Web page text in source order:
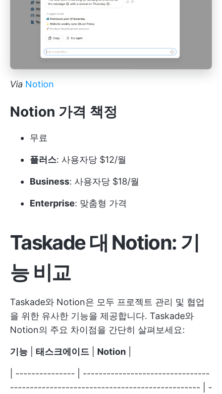
Via Notion
Notion 가격 책정
무료
플러스: 사용자당 $12/월
Business: 사용자당 $18/월
Enterprise: 맞춤형 가격
Taskade 대 Notion: 기
능 비교
Taskade와 Notion은 모두 프로젝트 관리 및 협업
을 위한 유사한 기능을 제공합니다. Taskade와
Notion의 주요 차이점을 간단히 살펴보세요:
기능 태스크에이드 Notion
| --------------- | --------------------------------
------------------------------------------------ | -